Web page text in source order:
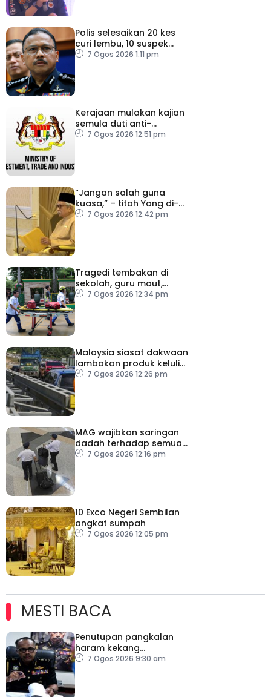
Polis selesaikan 20 kes
curi lembu, 10 suspek
diberkas
7 Ogos 2026 1:11 pm
Kerajaan mulakan kajian
semula duti anti-
lambakan import
7 Ogos 2026 12:51 pm
“Jangan salah guna
kuasa,” – titah Yang di-
Pertuan Besar Negeri
7 Ogos 2026 12:42 pm
Tragedi tembakan di
sekolah, guru maut,
pelajar bunuh diri
7 Ogos 2026 12:34 pm
Malaysia siasat dakwaan
lambakan produk keluli
dari China, Taiwan dan
7 Ogos 2026 12:26 pm
MAG wajibkan saringan
dadah terhadap semua
juruterbang
7 Ogos 2026 12:16 pm
10 Exco Negeri Sembilan
angkat sumpah
7 Ogos 2026 12:05 pm
MESTI BACA
Penutupan pangkalan
haram kekang
penyeludupan di
7 Ogos 2026 9:30 am